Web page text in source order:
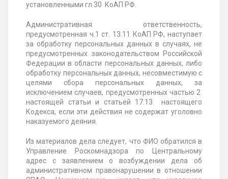
установленными гл.30 КоАП РФ.
Административная ответственность,
предусмотренная ч.1 ст. 13.11 КоАП РФ, наступает
за обработку персональных данных в случаях, не
предусмотренных законодательством Российской
Федерации в области персональных данных, либо
обработку персональных данных, несовместимую с
целями сбора персональных данных, за
исключением случаев, предусмотренных частью 2
настоящей статьи и статьей 17.13 настоящего
Кодекса, если эти действия не содержат уголовно
наказуемого деяния.
Из материалов дела следует, что ФИО обратился в
Управление Роскомнадзора по Центральному
адрес с заявлением о возбуждении дела об
административном правонарушении в отношении